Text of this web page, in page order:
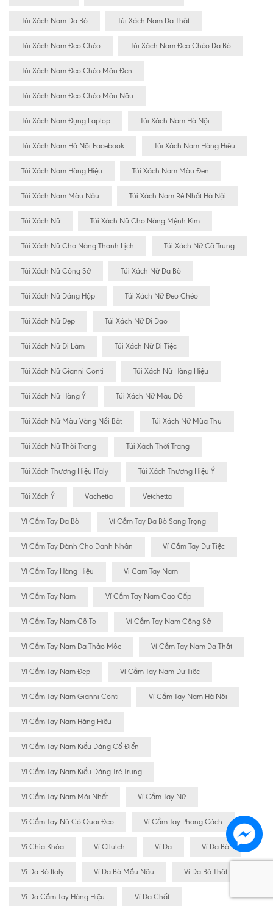
Túi Xách Nam Da Bò Túi Xách Nam Da Thật
Túi Xách Nam Đeo Chéo Túi Xách Nam Đeo Chéo Da Bò
Túi Xách Nam Đeo Chéo Màu Đen
Túi Xách Nam Đeo Chéo Màu Nâu
Túi Xách Nam Đựng Laptop Túi Xách Nam Hà Nội
Túi Xách Nam Hà Nội Facebook Túi Xách Nam Hàng Hiêu
Túi Xách Nam Hàng Hiệu Túi Xách Nam Màu Đen
Túi Xách Nam Màu Nâu Túi Xách Nam Rẻ Nhất Hà Nội
Túi Xách Nữ Túi Xách Nữ Cho Nàng Mệnh Kim
Túi Xách Nữ Cho Nàng Thanh Lịch Túi Xách Nữ Cỡ Trung
Túi Xách Nữ Công Sở Túi Xách Nữ Da Bò
Túi Xách Nữ Dáng Hộp Túi Xách Nữ Đeo Chéo
Túi Xách Nữ Đẹp Túi Xách Nữ Đi Dạo
Túi Xách Nữ Đi Làm Túi Xách Nữ Đi Tiệc
Túi Xách Nữ Gianni Conti Túi Xách Nữ Hàng Hiệu
Túi Xách Nữ Hàng Ý Túi Xách Nữ Màu Đỏ
Túi Xách Nữ Màu Vàng Nổi Bât Túi Xách Nữ Mùa Thu
Túi Xách Nữ Thời Trang Túi Xách Thời Trang
Túi Xách Thương Hiệu ITaly Túi Xách Thương Hiệu Ý
Túi Xách Ý Vachetta Vetchetta
Ví Cầm Tay Da Bò Ví Cầm Tay Da Bò Sang Trọng
Ví Cầm Tay Dành Cho Danh Nhân Ví Cầm Tay Dự Tiệc
Ví Cầm Tay Hàng Hiệu Vi Cam Tay Nam
Ví Cầm Tay Nam Ví Cầm Tay Nam Cao Cấp
Ví Cầm Tay Nam Cỡ To Ví Cầm Tay Nam Công Sở
Ví Cầm Tay Nam Da Thảo Mộc Ví Cầm Tay Nam Da Thật
Ví Cầm Tay Nam Đẹp Ví Cầm Tay Nam Dự Tiệc
Ví Cầm Tay Nam Gianni Conti Ví Cầm Tay Nam Hà Nội
Ví Cầm Tay Nam Hàng Hiệu
Ví Cầm Tay Nam Kiểu Dáng Cổ Điển
Ví Cầm Tay Nam Kiểu Dáng Trẻ Trung
Ví Cầm Tay Nam Mới Nhất Ví Cầm Tay Nữ
Ví Cầm Tay Nữ Có Quai Đeo Ví Cầm Tay Phong Cách
Ví Chìa Khóa Ví Cllutch Ví Da Ví Da Bò
Ví Da Bò Italy Ví Da Bò Mầu Nâu Ví Da Bò Thật
Ví Da Cầm Tay Hàng Hiệu Ví Da Chất